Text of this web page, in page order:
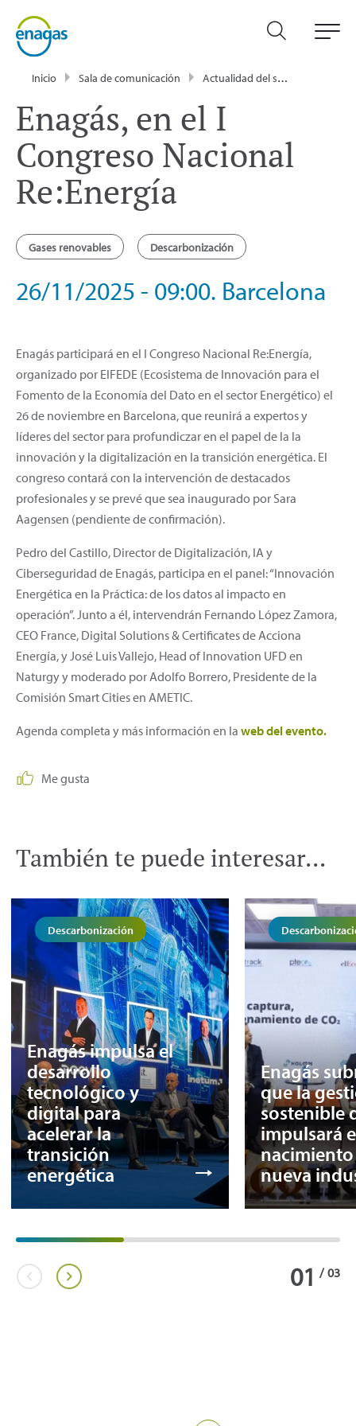
Inicio Sala de comunicación Actualidad del sector energético - Enagás
Enagás, en el I
Congreso Nacional
Re:Energía
Gases renovables Descarbonización
26/11/2025 - 09:00. Barcelona
Enagás participará en el I Congreso Nacional Re:Energía,
organizado por EIFEDE (Ecosistema de Innovación para el
Fomento de la Economía del Dato en el sector Energético) el
26 de noviembre en Barcelona, que reunirá a expertos y
líderes del sector para profundiczar en el papel de la la
innovación y la digitalización en la transición energética. El
congreso contará con la intervención de destacados
profesionales y se prevé que sea inaugurado por Sara
Aagensen (pendiente de confirmación).
Pedro del Castillo, Director de Digitalización, IA y
Ciberseguridad de Enagás, participa en el panel: “Innovación
Energética en la Práctica: de los datos al impacto en
operación”. Junto a él, intervendrán Fernando López Zamora,
CEO France, Digital Solutions & Certificates de Acciona
Energía, y José Luis Vallejo, Head of Innovation UFD en
Naturgy y moderado por Adolfo Borrero, Presidente de la
Comisión Smart Cities en AMETIC.
Agenda completa y más información en la web del evento.
Me gusta
También te puede interesar...
Descarbonización
Enagás impulsa el
desarrollo
tecnológico y
digital para
acelerar la
transición
energética
Enagás
que la
sostenible
impulsará
nueva
01 / 03